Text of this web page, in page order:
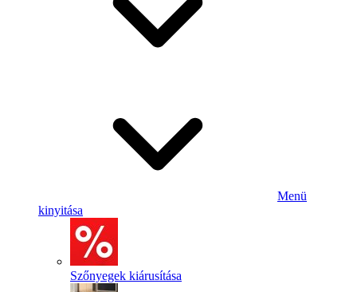
Menü
kinyitása
Szőnyegek kiárusítása